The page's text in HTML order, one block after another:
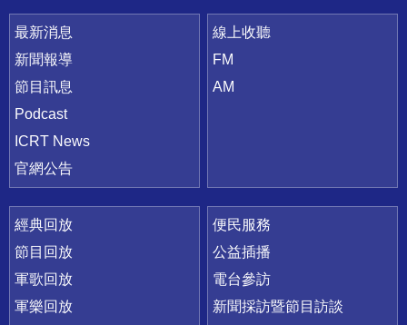
最新消息
新聞報導
節目訊息
Podcast
ICRT News
官網公告
線上收聽
FM
AM
經典回放
節目回放
軍歌回放
軍樂回放
便民服務
公益插播
電台參訪
新聞採訪暨節目訪談